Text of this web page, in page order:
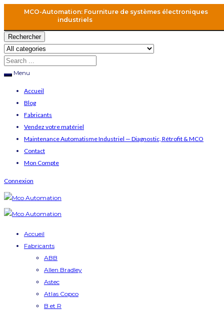
MCO-Automation: Fourniture de systèmes électroniques
industriels
Rechercher
Menu
Accueil
Blog
Fabricants
Vendez votre matériel
Maintenance Automatisme Industriel — Diagnostic, Rétrofit & MCO
Contact
Mon Compte
Connexion
Accueil
Fabricants
ABB
Allen Bradley
Astec
Atlas Copco
B et R